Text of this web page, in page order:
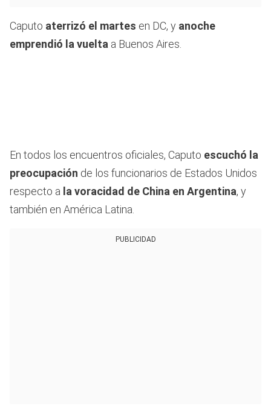
Caputo aterrizó el martes en DC, y anoche
emprendió la vuelta a Buenos Aires.
En todos los encuentros oficiales, Caputo escuchó la
preocupación de los funcionarios de Estados Unidos
respecto a la voracidad de China en Argentina, y
también en América Latina.
PUBLICIDAD